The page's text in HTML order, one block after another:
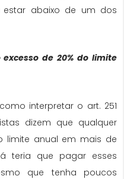
estar abaixo de um dos
de 20% do limite
interpretar o art. 251
dizem que qualquer
limite anual em mais de
teria que pagar esses
que tenha poucos